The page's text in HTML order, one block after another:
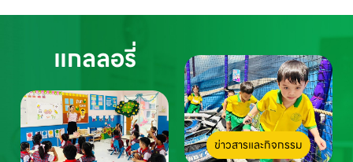
แกลลอรี่
ข่าวสารและกิจกรรม